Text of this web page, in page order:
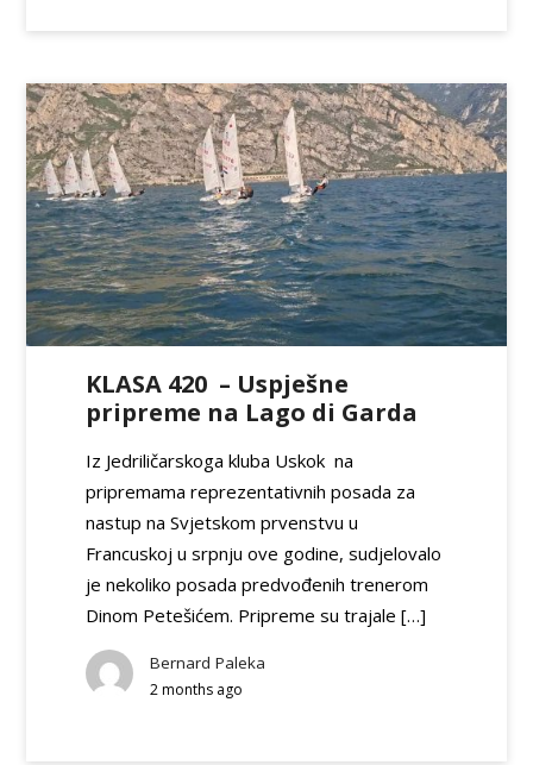
KLASA 420 – Uspješne
pripreme na Lago di Garda
Iz Jedriličarskoga kluba Uskok na
pripremama reprezentativnih posada za
nastup na Svjetskom prvenstvu u
Francuskoj u srpnju ove godine, sudjelovalo
je nekoliko posada predvođenih trenerom
Dinom Petešićem. Pripreme su trajale […]
Bernard Paleka
2 months ago